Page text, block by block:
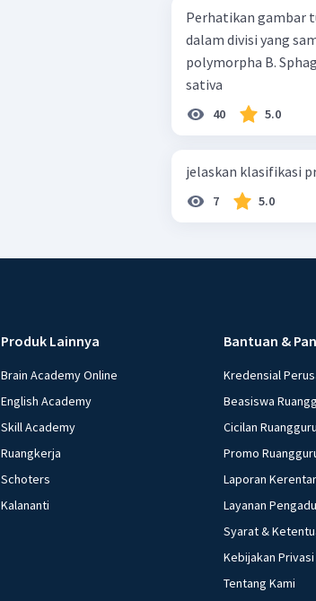
Perhatikan gambar
dalam divisi yang
polymorpha B.
sativa
40 5.0
jelaskan klasifikasi
7 5.0
Produk Lainnya
Brain Academy Online
English Academy
Skill Academy
Ruangkerja
Schoters
Kalananti
Bantuan &
Kredensial
Beasiswa
Cicilan Ruangguru
Promo
Laporan
Layanan
Syarat &
Kebijakan Privasi
Tentang Kami